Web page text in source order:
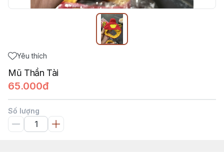
Yêu thích
Mũ Thần Tài
65.000đ
Số lượng